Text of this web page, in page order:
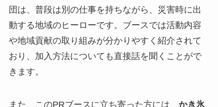
団は、普段は別の仕事を持ちながら、災害時に出
動する地域のヒーローです。ブースでは活動内容
や地域貢献の取り組みが分かりやすく紹介されて
おり、加入方法についても直接話を聞くことがで
きます。
また、このPRブースに立ち寄った方には、 かき氷